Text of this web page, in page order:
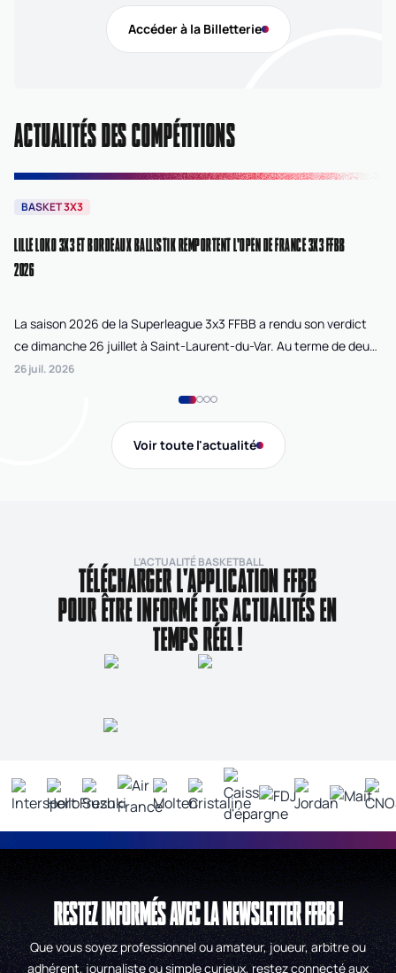
Accéder à la Billetterie
ACTUALITÉS DES COMPÉTITIONS
BASKET 3X3
LILLE LOKO 3X3 ET BORDEAUX BALLISTIK REMPORTENT L'OPEN DE FRANCE 3X3 FFBB
2026
La saison 2026 de la Superleague 3x3 FFBB a rendu son verdict
ce dimanche 26 juillet à Saint-Laurent-du-Var. Au terme de deux
journées de compétition disputées sur la plage Cousteau, Lille
26 juil. 2026
Voir toute l'actualité
L’ACTUALITÉ BASKETBALL
TÉLÉCHARGER L'APPLICATION FFBB
POUR ÊTRE INFORMÉ DES ACTUALITÉS EN
TEMPS RÉEL !
RESTEZ INFORMÉS AVEC LA NEWSLETTER FFBB !
Que vous soyez professionnel ou amateur, joueur, arbitre ou
adhérent, journaliste ou simple curieux, restez connecté aux